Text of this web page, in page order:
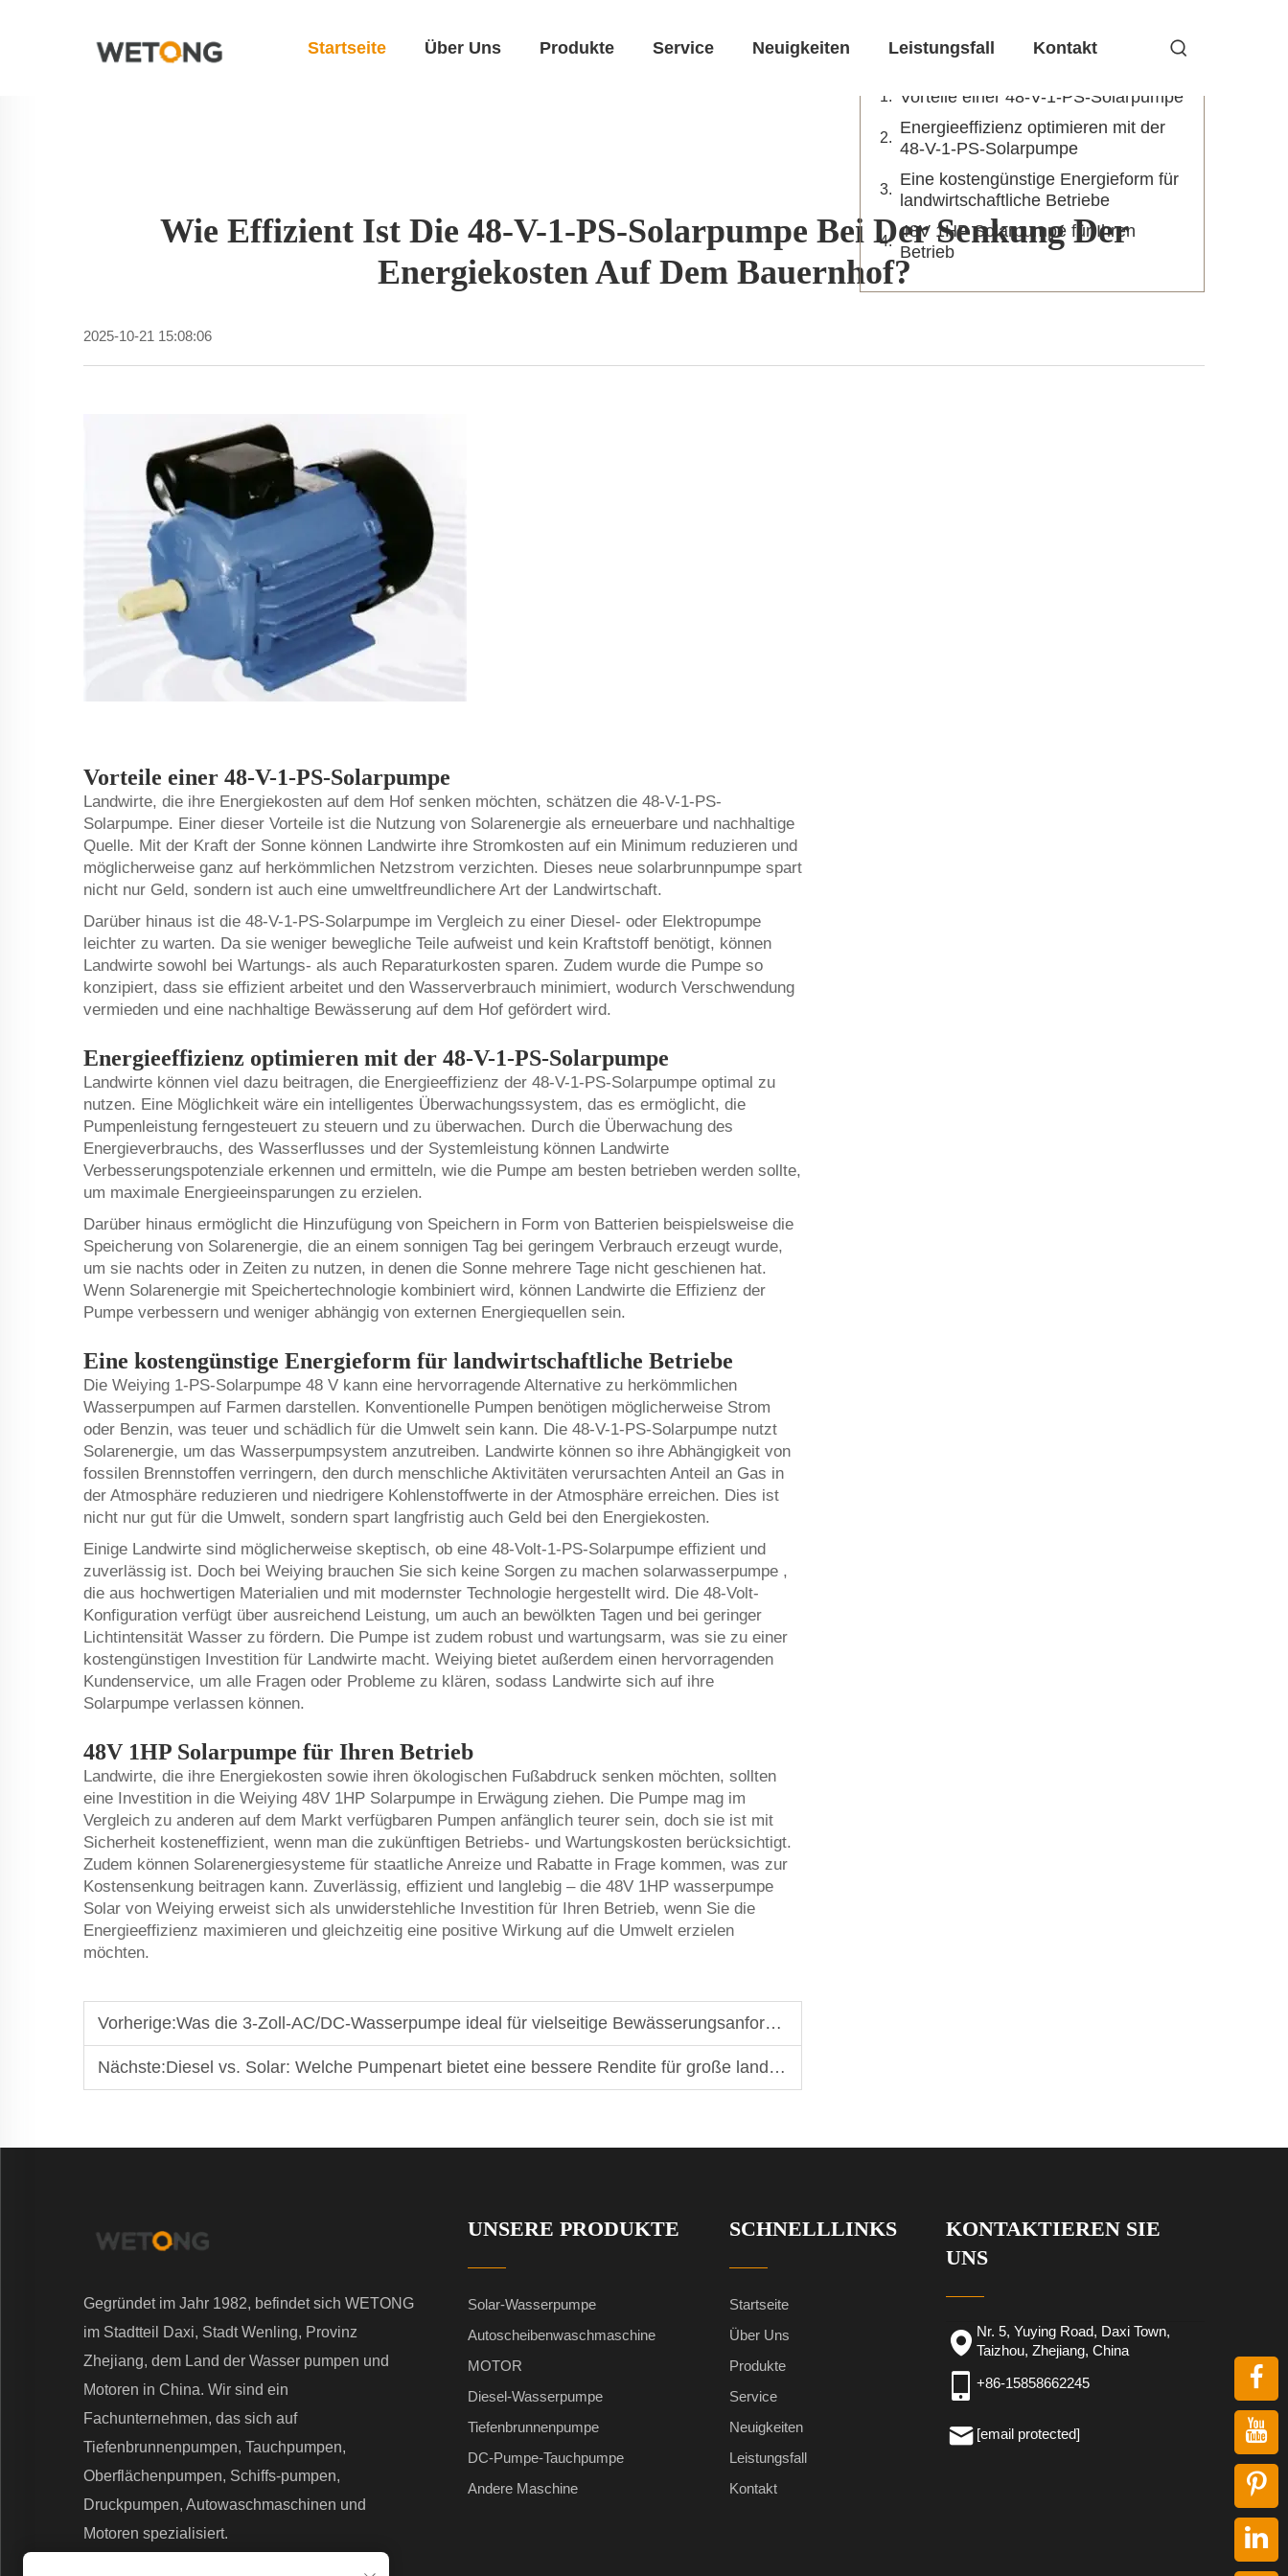
Startseite Über Uns Produkte Service Neuigkeiten Leistungsfall Kontakt
Wie Effizient Ist Die 48-V-1-PS-Solarpumpe Bei Der Senkung Der
Energiekosten Auf Dem Bauernhof?
2025-10-21 15:08:06
Vorteile einer 48-V-1-PS-Solarpumpe
Landwirte, die ihre Energiekosten auf dem Hof senken möchten, schätzen die 48-V-1-PS-
Solarpumpe. Einer dieser Vorteile ist die Nutzung von Solarenergie als erneuerbare und nachhaltige
Quelle. Mit der Kraft der Sonne können Landwirte ihre Stromkosten auf ein Minimum reduzieren und
möglicherweise ganz auf herkömmlichen Netzstrom verzichten. Dieses neue solarbrunnpumpe spart
nicht nur Geld, sondern ist auch eine umweltfreundlichere Art der Landwirtschaft.
Darüber hinaus ist die 48-V-1-PS-Solarpumpe im Vergleich zu einer Diesel- oder Elektropumpe
leichter zu warten. Da sie weniger bewegliche Teile aufweist und kein Kraftstoff benötigt, können
Landwirte sowohl bei Wartungs- als auch Reparaturkosten sparen. Zudem wurde die Pumpe so
konzipiert, dass sie effizient arbeitet und den Wasserverbrauch minimiert, wodurch Verschwendung
vermieden und eine nachhaltige Bewässerung auf dem Hof gefördert wird.
Energieeffizienz optimieren mit der 48-V-1-PS-Solarpumpe
Landwirte können viel dazu beitragen, die Energieeffizienz der 48-V-1-PS-Solarpumpe optimal zu
nutzen. Eine Möglichkeit wäre ein intelligentes Überwachungssystem, das es ermöglicht, die
Pumpenleistung ferngesteuert zu steuern und zu überwachen. Durch die Überwachung des
Energieverbrauchs, des Wasserflusses und der Systemleistung können Landwirte
Verbesserungspotenziale erkennen und ermitteln, wie die Pumpe am besten betrieben werden sollte,
um maximale Energieeinsparungen zu erzielen.
Darüber hinaus ermöglicht die Hinzufügung von Speichern in Form von Batterien beispielsweise die
Speicherung von Solarenergie, die an einem sonnigen Tag bei geringem Verbrauch erzeugt wurde,
um sie nachts oder in Zeiten zu nutzen, in denen die Sonne mehrere Tage nicht geschienen hat.
Wenn Solarenergie mit Speichertechnologie kombiniert wird, können Landwirte die Effizienz der
Pumpe verbessern und weniger abhängig von externen Energiequellen sein.
Eine kostengünstige Energieform für landwirtschaftliche Betriebe
Die Weiying 1-PS-Solarpumpe 48 V kann eine hervorragende Alternative zu herkömmlichen
Wasserpumpen auf Farmen darstellen. Konventionelle Pumpen benötigen möglicherweise Strom
oder Benzin, was teuer und schädlich für die Umwelt sein kann. Die 48-V-1-PS-Solarpumpe nutzt
Solarenergie, um das Wasserpumpsystem anzutreiben. Landwirte können so ihre Abhängigkeit von
fossilen Brennstoffen verringern, den durch menschliche Aktivitäten verursachten Anteil an Gas in
der Atmosphäre reduzieren und niedrigere Kohlenstoffwerte in der Atmosphäre erreichen. Dies ist
nicht nur gut für die Umwelt, sondern spart langfristig auch Geld bei den Energiekosten.
Einige Landwirte sind möglicherweise skeptisch, ob eine 48-Volt-1-PS-Solarpumpe effizient und
zuverlässig ist. Doch bei Weiying brauchen Sie sich keine Sorgen zu machen solarwasserpumpe ,
die aus hochwertigen Materialien und mit modernster Technologie hergestellt wird. Die 48-Volt-
Konfiguration verfügt über ausreichend Leistung, um auch an bewölkten Tagen und bei geringer
Lichtintensität Wasser zu fördern. Die Pumpe ist zudem robust und wartungsarm, was sie zu einer
kostengünstigen Investition für Landwirte macht. Weiying bietet außerdem einen hervorragenden
Kundenservice, um alle Fragen oder Probleme zu klären, sodass Landwirte sich auf ihre
Solarpumpe verlassen können.
48V 1HP Solarpumpe für Ihren Betrieb
Landwirte, die ihre Energiekosten sowie ihren ökologischen Fußabdruck senken möchten, sollten
eine Investition in die Weiying 48V 1HP Solarpumpe in Erwägung ziehen. Die Pumpe mag im
Vergleich zu anderen auf dem Markt verfügbaren Pumpen anfänglich teurer sein, doch sie ist mit
Sicherheit kosteneffizient, wenn man die zukünftigen Betriebs- und Wartungskosten berücksichtigt.
Zudem können Solarenergiesysteme für staatliche Anreize und Rabatte in Frage kommen, was zur
Kostensenkung beitragen kann. Zuverlässig, effizient und langlebig – die 48V 1HP wasserpumpe
Solar von Weiying erweist sich als unwiderstehliche Investition für Ihren Betrieb, wenn Sie die
Energieeffizienz maximieren und gleichzeitig eine positive Wirkung auf die Umwelt erzielen
möchten.
Vorherige:Was die 3-Zoll-AC/DC-Wasserpumpe ideal für vielseitige Bewässerungsanforderungen macht
Nächste:Diesel vs. Solar: Welche Pumpenart bietet eine bessere Rendite für große landwirtschaftliche Betriebe
Vorteile einer 48-V-1-PS-Solarpumpe
Energieeffizienz optimieren mit der
48-V-1-PS-Solarpumpe
Eine kostengünstige Energieform für
landwirtschaftliche Betriebe
48V 1HP Solarpumpe für Ihren
Betrieb
Gegründet im Jahr 1982, befindet sich WETONG
im Stadtteil Daxi, Stadt Wenling, Provinz
Zhejiang, dem Land der Wasser pumpen und
Motoren in China. Wir sind ein
Fachunternehmen, das sich auf
Tiefenbrunnenpumpen, Tauchpumpen,
Oberflächenpumpen, Schiffs-pumpen,
Druckpumpen, Autowaschmaschinen und
Motoren spezialisiert.
UNSERE PRODUKTE
Solar-Wasserpumpe
Autoscheibenwaschmaschine
MOTOR
Diesel-Wasserpumpe
Tiefenbrunnenpumpe
DC-Pumpe-Tauchpumpe
Andere Maschine
SCHNELLLINKS
Startseite
Über Uns
Produkte
Service
Neuigkeiten
Leistungsfall
Kontakt
KONTAKTIEREN SIE
UNS
Nr. 5, Yuying Road, Daxi Town,
Taizhou, Zhejiang, China
+86-15858662245
[email protected]